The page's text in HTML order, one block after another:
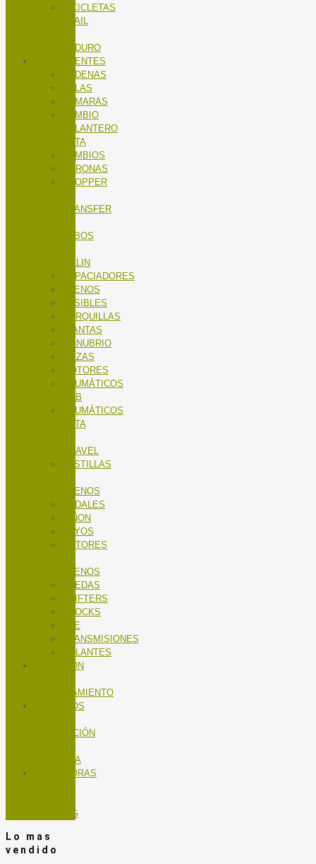
BICICLETAS
TRAIL
ENDURO
COMPONENTES
CADENAS
CALAS
CÁMARAS
CAMBIO
DELANTERO
RUTA
CAMBIOS
CORONAS
DROPPER
TRANSFER
TUBOS
SILLIN
ESPACIADORES
FRENOS
FUSIBLES
HORQUILLAS
LLANTAS
MANUBRIO
MAZAS
MOTORES
NEUMÁTICOS
MTB
NEUMÁTICOS
RUTA
GRAVEL
PASTILLAS
FRENOS
PEDALES
PIÑON
RAYOS
ROTORES
FRENOS
RUEDAS
SHIFTERS
SHOCKS
TEE
TRANSMISIONES
VOLANTES
NUTRICIÓN
ENTRENAMIENTO
SERVICIOS
MANTENCIÓN
BICICLETA
TROTADORAS
SPINNING
Lo mas
vendido